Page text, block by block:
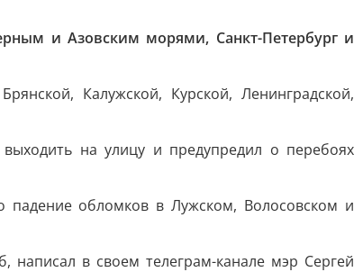
и Азовским морями, Санкт-Петербург и
Калужской, Курской, Ленинградской,
на улицу и предупредил о перебоях
падение обломков в Лужском, Волосовском и
написал в своем телеграм-канале мэр Сергей